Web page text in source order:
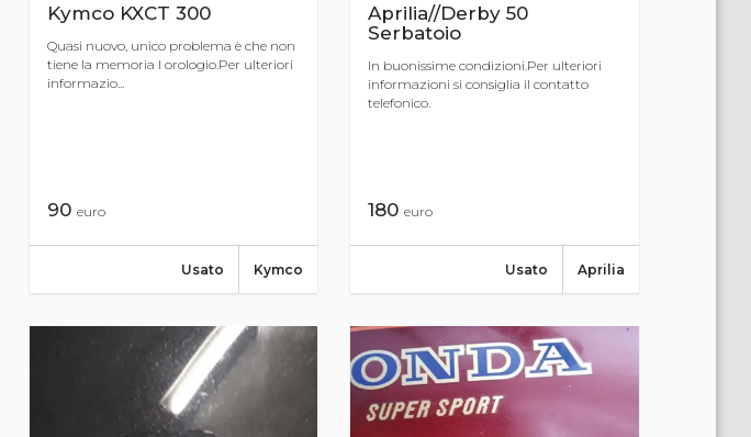
Kymco KXCT 300
Quasi nuovo, unico problema è che non
tiene la memoria l orologio.Per ulteriori
informazio...
90 euro
Kymco
Usato
Aprilia//Derby 50
Serbatoio
In buonissime condizioni.Per ulteriori
informazioni si consiglia il contatto
telefonico.
180euro
Aprilia
Usato